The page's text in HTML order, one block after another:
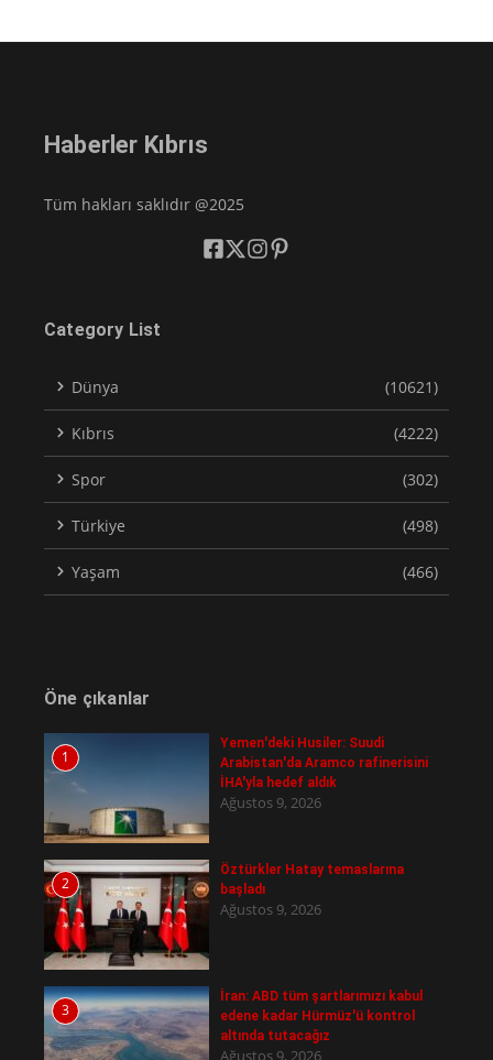
Haberler Kıbrıs
Tüm hakları saklıdır @2025
Category List
Dünya (10621)
Kıbrıs (4222)
Spor (302)
Türkiye (498)
Yaşam (466)
Öne çıkanlar
1
Yemen'deki Husiler: Suudi
Arabistan'da Aramco rafinerisini
İHA'yla hedef aldık
Ağustos 9, 2026
2
Öztürkler Hatay temaslarına
başladı
Ağustos 9, 2026
3
İran: ABD tüm şartlarımızı kabul
edene kadar Hürmüz'ü kontrol
altında tutacağız
Ağustos 9, 2026